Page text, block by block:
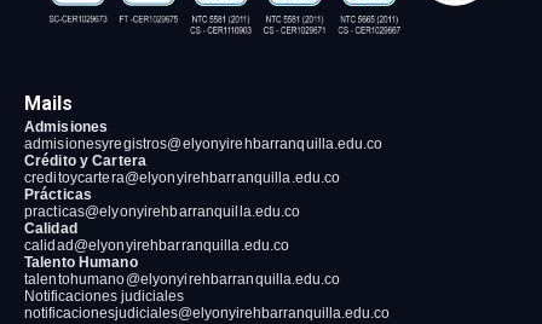
Mails
Admisiones
admisionesyregistros@elyonyirehbarranquilla.edu.co
Crédito y Cartera
creditoycartera@elyonyirehbarranquilla.edu.co
Prácticas
practicas@elyonyirehbarranquilla.edu.co
Calidad
calidad@elyonyirehbarranquilla.edu.co
Talento Humano
talentohumano@elyonyirehbarranquilla.edu.co
Notificaciones judiciales
notificacionesjudiciales@elyonyirehbarranquilla.edu.co